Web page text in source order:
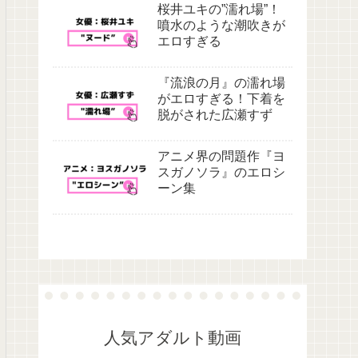
桜井ユキの”濡れ場”！
噴水のような潮吹きが
エロすぎる
『流浪の月』の濡れ場
がエロすぎる！下着を
脱がされた広瀬すず
アニメ界の問題作『ヨ
スガノソラ』のエロシ
ーン集
人気アダルト動画